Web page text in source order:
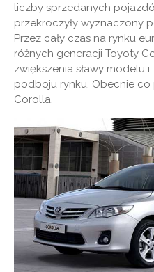
liczby sprzedanych
przekroczyły wyznaczony
Przez cały czas na rynku
różnych generacji Toyoty
zwiększenia sławy modelu
podboju rynku. Obecnie
Corolla.